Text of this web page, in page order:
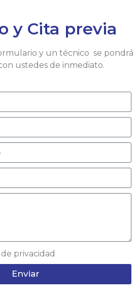
y Cita previa
y un técnico se pondrá
ustedes de inmediato.
privacidad
Enviar